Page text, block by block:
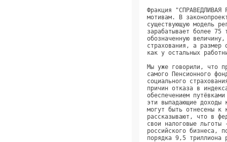
Фракция
мотивам. В
существующую
зарабатывает более
обозначенную
страхования, а
как у
Мы уже говорили, что
самого Пенсионного
социального
причин отказа в
обеспечением
эти выпадающие
могут быть
рассказывают, что в
свои налоговые
российского бизнеса,
порядка